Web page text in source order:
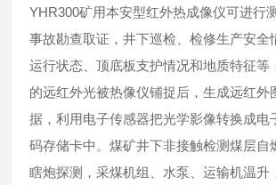
YHR300矿用本安型红外热成像仪可进行
事故勘查取证，井下巡检、检修生产安全
运行状态、顶底板支护情况和地质特征等
的远红外光被热像仪铺捉后，生成远红外
据，利用电子传感器把光学影像转换成电
码存储卡中。煤矿井下非接触检测煤层自
瞎炮探测，采煤机组、水泵、运输机温升